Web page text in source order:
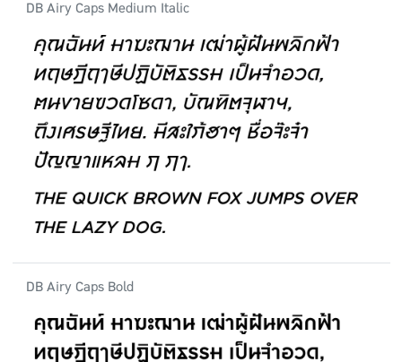
DB Airy Caps Medium Italic
DB Airy Caps Bold